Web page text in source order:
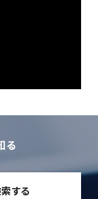
る
する